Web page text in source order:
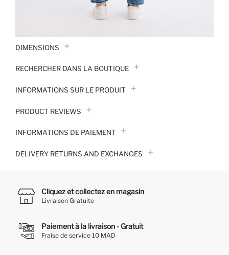
DIMENSIONS
RECHERCHER DANS LA BOUTIQUE
INFORMATIONS SUR LE PRODUIT
PRODUCT REVIEWS
INFORMATIONS DE PAIEMENT
DELIVERY RETURNS AND EXCHANGES
Cliquez et collectez en magasin
Livraison Gratuite
Paiement à la livraison - Gratuit
Fraise de service 10 MAD